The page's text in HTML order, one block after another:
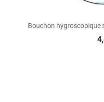
Bouchon hygroscopique